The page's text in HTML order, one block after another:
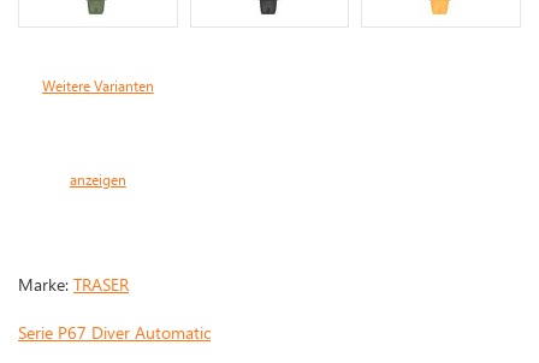
Weitere Varianten
anzeigen
Marke: TRASER
Serie P67 Diver Automatic